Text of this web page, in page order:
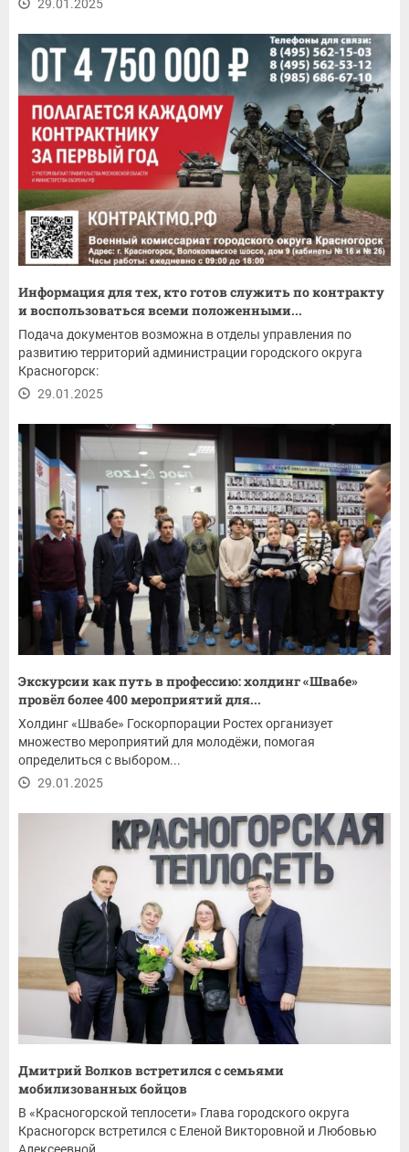
29.01.2025
Информация для тех, кто готов служить по контракту
и воспользоваться всеми положенными...
Подача документов возможна в отделы управления по
развитию территорий администрации городского округа
Красногорск:
29.01.2025
Экскурсии как путь в профессию: холдинг «Швабе»
провёл более 400 мероприятий для...
Холдинг «Швабе» Госкорпорации Ростех организует
множество мероприятий для молодёжи, помогая
определиться с выбором...
29.01.2025
Дмитрий Волков встретился с семьями
мобилизованных бойцов
В «Красногорской теплосети» Глава городского округа
Красногорск встретился с Еленой Викторовной и Любовью